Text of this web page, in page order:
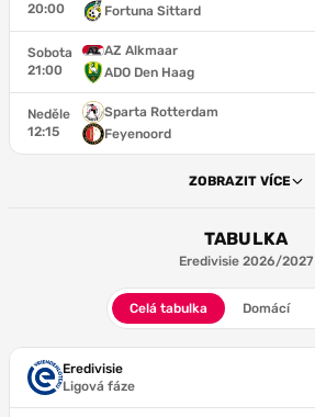
20:00
Fortuna Sittard
Sobota
21:00
AZ Alkmaar
ADO Den Haag
Neděle
12:15
Sparta Rotterdam
Feyenoord
ZOBRAZIT VÍCE
TABULKA
Eredivisie 2026/2027
Celá tabulka Domácí
Eredivisie
Ligová fáze